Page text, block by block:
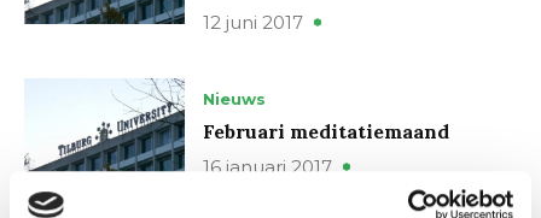
12 juni 2017
Nieuws
Februari meditatiemaand
16 januari 2017